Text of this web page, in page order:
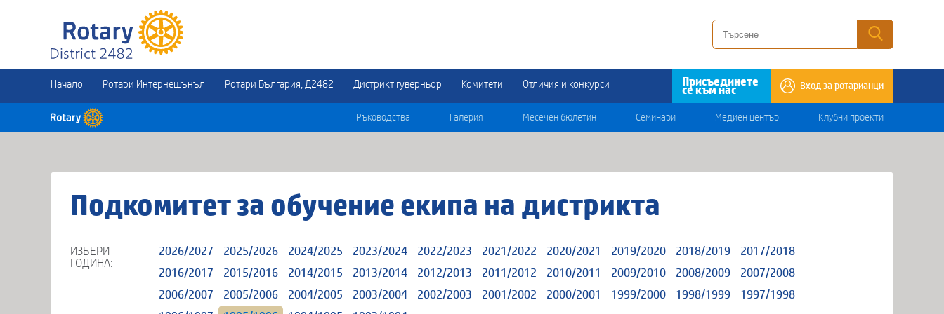
Начало Ротари Интернешънъл Ротари България, Д2482 Дистрикт гуверньор Комитети Отличия и конкурси Присъединете
се към нас Вход за ротарианци
Ръководства Галерия Месечен бюлетин Семинари Медиен център Клубни проекти
Подкомитет за обучение екипа на дистрикта
ИЗБЕРИ
ГОДИНА:
2026/2027 2025/2026 2024/2025 2023/2024 2022/2023 2021/2022 2020/2021 2019/2020 2018/2019
2017/2018
2016/2017
2015/2016 2014/2015 2013/2014 2012/2013 2011/2012 2010/2011 2009/2010 2008/2009
2007/2008
2006/2007
2005/2006 2004/2005 2003/2004 2002/2003 2001/2002 2000/2001 1999/2000 1998/1999
1997/1998